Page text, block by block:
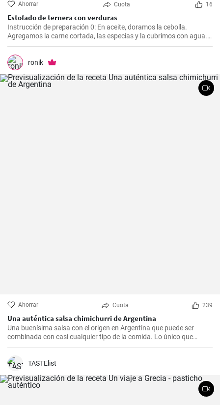
Ahorrar Cuota 16
Estofado de ternera con verduras
Instrucción de preparación 0: En aceite, doramos la cebolla.
Agregamos la carne cortada, las especias y la cubrimos con agua.
Cocinamos hasta que esté tierna. Luego, agregamos las verduras,
el puré y cocinamos hasta que todo esté suave. Finalmente
agregamos la crema y dejamos que hierva.
ronik
Ahorrar Cuota 239
Una auténtica salsa chimichurri de Argentina
Una buenísima salsa con el origen en Argentina que puede ser
combinada con casi cualquier tipo de la comida. Lo único que
debería hacer es seguir la receta presente.
TASTElist